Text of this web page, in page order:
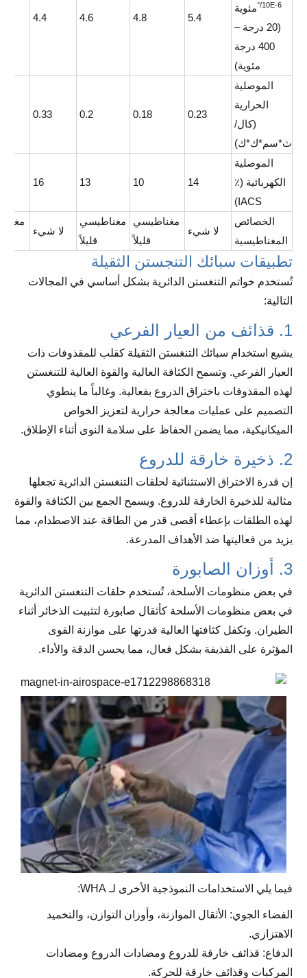
10E-6/°
مئوية
(20 درجة –
400 درجة
مئوية)
5.4
4.8
4.6
4.4
الموصلية
الحرارية
(كال/
ث*سم*ك*ك)
0.23
0.18
0.2
0.33
الموصلية
الكهربائية (٪
IACS)
14
10
13
16
الخصائص
المغناطيسية
لا شيء
مغناطيسي
قليلاً
مغناطيسي
قليلاً
لا شيء
تطبيقات سبائك التنجستن الثقيلة
تُستخدم خواتم التنغستن الدائرية بشكل أساسي في المجالات
التالية:
1. قذائف من العيار الفرعي
يشيع استخدام سبائك التنغستن الثقيلة كقلب للمقذوفات ذات
العيار الفرعي. وتسمح الكثافة العالية والقوة العالية للتنغستن
لهذه المقذوفات باختراق الدروع بفعالية. وغالباً ما ينطوي
التصميم على عمليات معالجة حرارية لتعزيز الخواص
الميكانيكية، مما يضمن الحفاظ على سلامة النوى أثناء الإطلاق.
2. ذخيرة خارقة للدروع
إن قدرة الاختراق الاستثنائية لحلقات التنغستن الدائرية تجعلها
مثالية للذخيرة الخارقة للدروع. ويسمح الجمع بين الكثافة والقوة
لهذه الطلقات بإعطاء أقصى قدر من الطاقة عند الاصطدام، مما
يزيد من فعاليتها ضد الأهداف المدرعة.
3. أوزان الصابورة
في بعض منظومات الأسلحة، تُستخدم حلقات التنغستن الدائرية
في بعض منظومات الأسلحة كأثقال صابورة لتثبيت الذخائر أثناء
الطيران. وتكفل كثافتها العالية قدرتها على موازنة القوى
المؤثرة على القذيفة بشكل فعال، مما يحسن الدقة والأداء.
فيما يلي الاستخدامات النموذجية الأخرى لـ WHA:
الفضاء الجوي: الأثقال الموازنة، وأوزان التوازن، والتخميد
الاهتزازي.
الدفاع: قذائف خارقة للدروع ومضادات الدروع ومضادات
المركبات وقذائف خارقة للحركة.